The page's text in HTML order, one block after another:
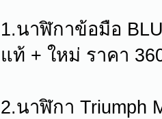
1.นาฬิกาข้อมือ
แท้ + ใหม่ ราคา
2.นาฬิกา Triumph